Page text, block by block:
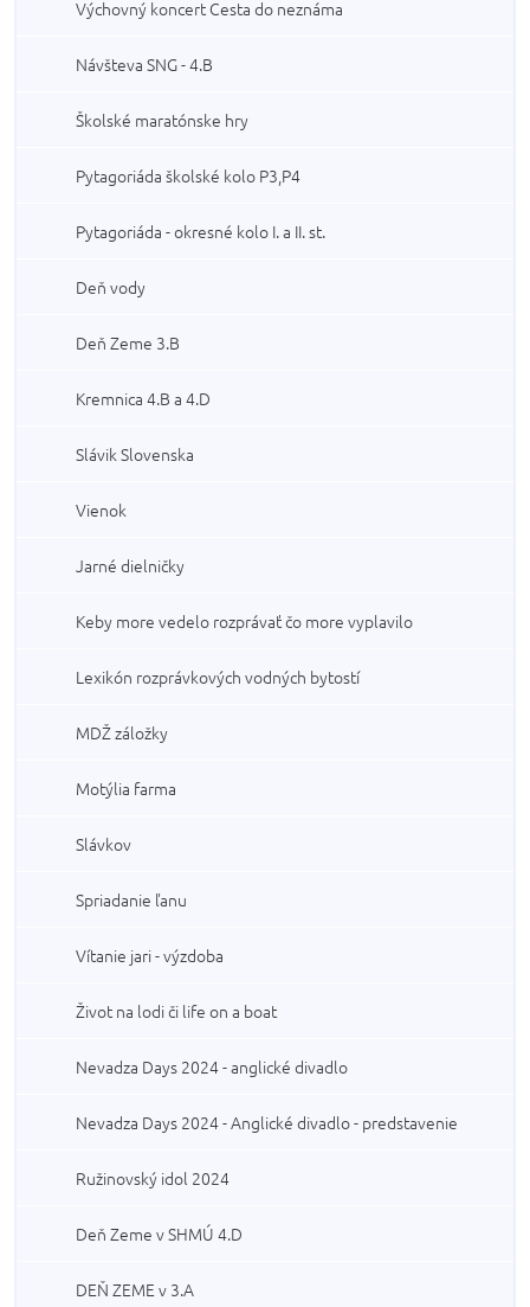
Výchovný koncert Cesta do neznáma
Návšteva SNG - 4.B
Školské maratónske hry
Pytagoriáda školské kolo P3,P4
Pytagoriáda - okresné kolo I. a II. st.
Deň vody
Deň Zeme 3.B
Kremnica 4.B a 4.D
Slávik Slovenska
Vienok
Jarné dielničky
Keby more vedelo rozprávať čo more vyplavilo
Lexikón rozprávkových vodných bytostí
MDŽ záložky
Motýlia farma
Slávkov
Spriadanie ľanu
Vítanie jari - výzdoba
Život na lodi či life on a boat
Nevadza Days 2024 - anglické divadlo
Nevadza Days 2024 - Anglické divadlo - predstavenie
Ružinovský idol 2024
Deň Zeme v SHMÚ 4.D
DEŇ ZEME v 3.A